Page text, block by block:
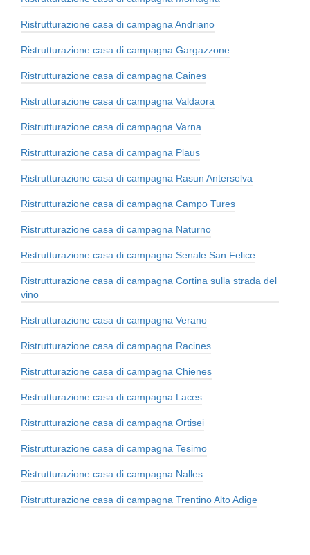
Ristrutturazione casa di campagna Andriano
Ristrutturazione casa di campagna Gargazzone
Ristrutturazione casa di campagna Caines
Ristrutturazione casa di campagna Valdaora
Ristrutturazione casa di campagna Varna
Ristrutturazione casa di campagna Plaus
Ristrutturazione casa di campagna Rasun Anterselva
Ristrutturazione casa di campagna Campo Tures
Ristrutturazione casa di campagna Naturno
Ristrutturazione casa di campagna Senale San Felice
Ristrutturazione casa di campagna Cortina sulla strada del
vino
Ristrutturazione casa di campagna Verano
Ristrutturazione casa di campagna Racines
Ristrutturazione casa di campagna Chienes
Ristrutturazione casa di campagna Laces
Ristrutturazione casa di campagna Ortisei
Ristrutturazione casa di campagna Tesimo
Ristrutturazione casa di campagna Nalles
Ristrutturazione casa di campagna Trentino Alto Adige